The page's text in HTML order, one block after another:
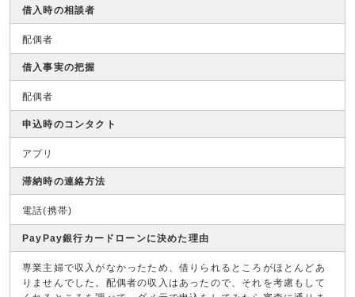
借入時の相談者
配偶者
借入事実の把握
配偶者
申込時のコンタクト
アプリ
滞納時の連絡方法
電話(携帯)
PayPay銀行カードローンに決めた理由
専業主婦で収入がなかったため、借りられるところがほとんどあ
りませんでした。配偶者の収入はあったので、それを考慮もして